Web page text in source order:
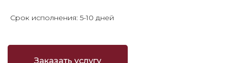
Срок исполнения: 5-10 дней
Заказать услугу